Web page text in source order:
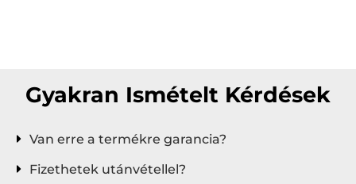
Gyakran Ismételt Kérdések
Van erre a termékre garancia?
Fizethetek utánvétellel?